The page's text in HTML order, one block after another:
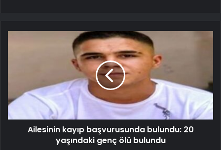
Ailesinin kayıp başvurusunda bulundu: 20
yaşındaki genç ölü bulundu